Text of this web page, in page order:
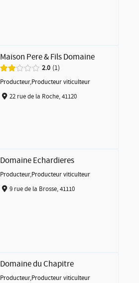
Maison Pere & Fils Domaine
2.0 1
Producteur,Producteur viticulteur
22 rue de la Roche, 41120
Domaine Echardieres
Producteur,Producteur viticulteur
9 rue de la Brosse, 41110
Domaine du Chapitre
Producteur,Producteur viticulteur